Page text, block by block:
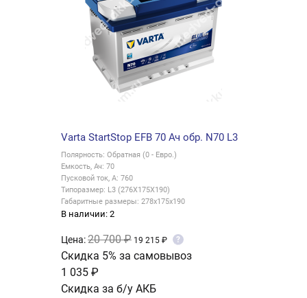
Varta StartStop EFB 70 Ач обр. N70 L3
Полярность: Обратная (0 - Евро.)
Емкость, Ач: 70
Пусковой ток, А: 760
Типоразмер: L3 (276X175X190)
Габаритные размеры: 278x175x190
В наличии: 2
Цена:20 700 ₽ 19 215 ₽ ?
Скидка 5% за самовывоз
1 035 ₽
Скидка за б/у АКБ